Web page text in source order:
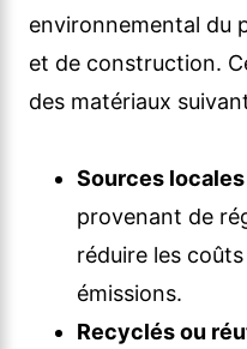
environnemental du
et de construction.
des matériaux
Sources locales
provenant de
réduire les
émissions.
Recyclés ou